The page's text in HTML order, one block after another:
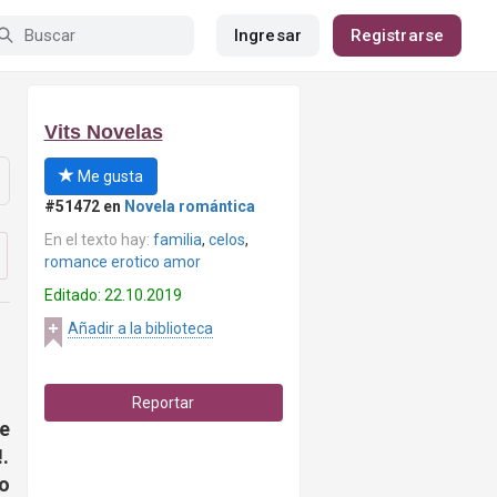
Ingresar Registrarse
Vits Novelas
Me gusta
#51472 en Novela romántica
En el texto hay: familia, celos,
romance erotico amor
Editado: 22.10.2019
Añadir a la biblioteca
Reportar